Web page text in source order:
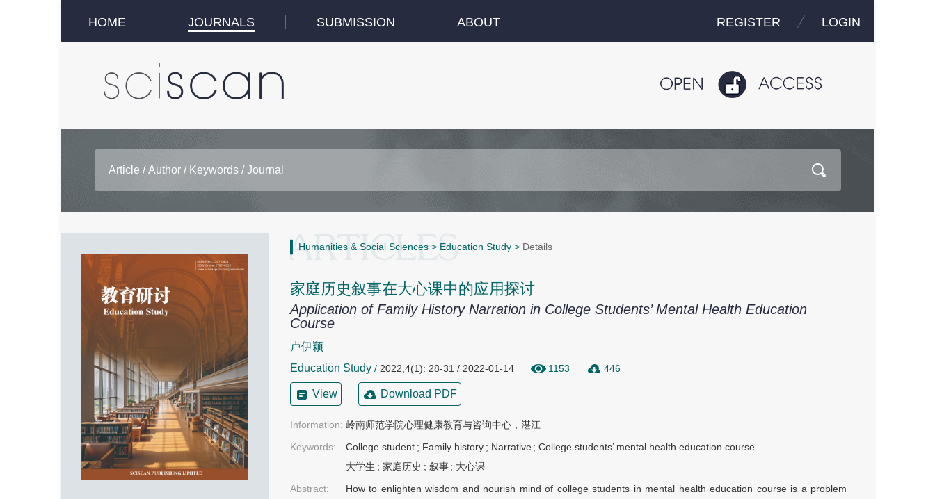
HOME JOURNALS SUBMISSION ABOUT REGISTER LOGIN
Humanities & Social Sciences > Education Study > Details
家庭历史叙事在大心课中的应用探讨
Application of Family History Narration in College Students’ Mental Health Education
Course
卢伊颖
Education Study / 2022,4(1): 28-31 / 2022-01-14 1153 446
View Download PDF
Information: 岭南师范学院心理健康教育与咨询中心，湛江
Keywords:
College student ; Family history ; Narrative ;College students’ mental health education course
大学生 ; 家庭历史 ; 叙事 ; 大心课
Abstract:
How to enlighten wisdom and nourish mind of college students in mental health education course is a problem